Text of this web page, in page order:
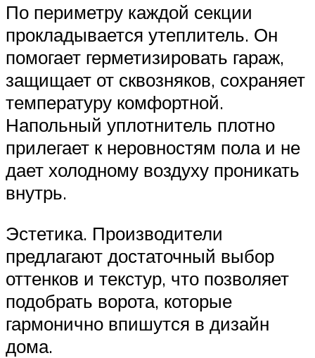
По периметру каждой секции
прокладывается утеплитель. Он
помогает герметизировать гараж,
защищает от сквозняков, сохраняет
температуру комфортной.
Напольный уплотнитель плотно
прилегает к неровностям пола и не
дает холодному воздуху проникать
внутрь.
Эстетика. Производители
предлагают достаточный выбор
оттенков и текстур, что позволяет
подобрать ворота, которые
гармонично впишутся в дизайн
дома.